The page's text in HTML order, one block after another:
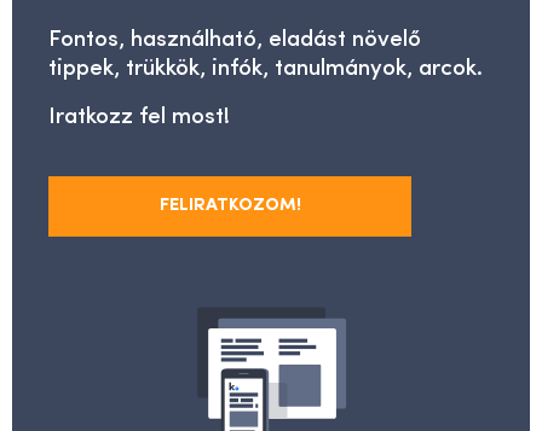
Fontos, használható, eladást növelő
tippek, trükkök, infók, tanulmányok, arcok.
Iratkozz fel most!
FELIRATKOZOM!